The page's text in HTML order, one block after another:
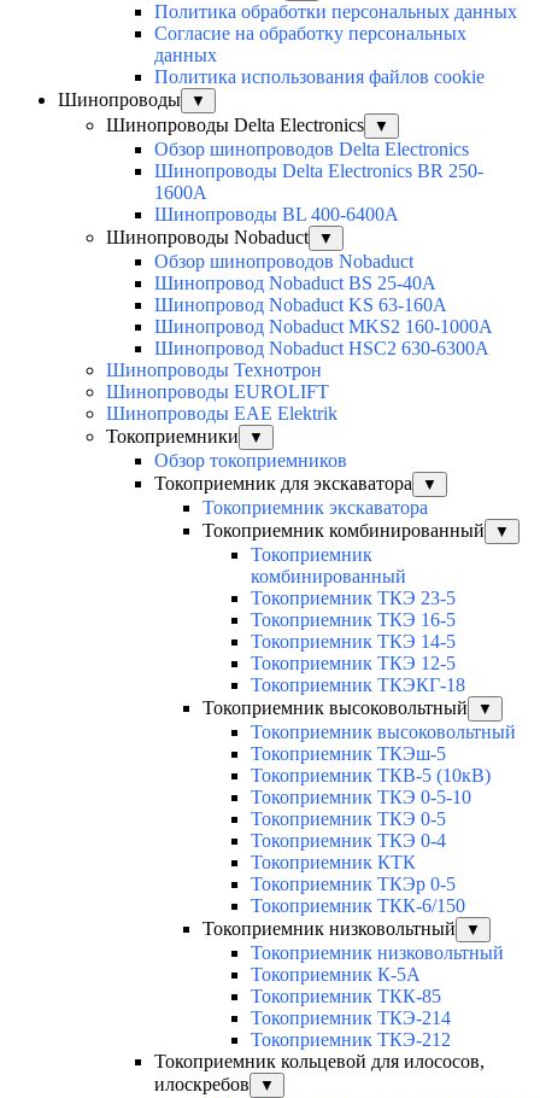
Политика обработки персональных данных
Согласие на обработку персональных
данных
Политика использования файлов cookie
Шинопроводы
▼
Шинопроводы Delta Electronics ▼
Обзор шинопроводов Delta Electronics
Шинопроводы Delta Electronics BR 250-
1600A
Шинопроводы BL 400-6400A
Шинопроводы Nobaduct
▼
Обзор шинопроводов Nobaduct
Шинопровод Nobaduct BS 25-40A
Шинопровод Nobaduct KS 63-160А
Шинопровод Nobaduct MKS2 160-1000А
Шинопровод Nobaduct HSC2 630-6300А
Шинопроводы Технотрон
Шинопроводы EUROLIFT
Шинопроводы EAE Elektrik
Токоприемники
▼
Обзор токоприемников
Токоприемник для экскаватора
▼
Токоприемник экскаватора
Токоприемник комбинированный
▼
Токоприемник
комбинированный
Токоприемник ТКЭ 23-5
Токоприемник ТКЭ 16-5
Токоприемник ТКЭ 14-5
Токоприемник ТКЭ 12-5
Токоприемник ТКЭКГ-18
Токоприемник высоковольтный
▼
Токоприемник высоковольтный
Токоприемник ТКЭш-5
Токоприемник ТКВ-5 (10кВ)
Токоприемник ТКЭ 0-5-10
Токоприемник ТКЭ 0-5
Токоприемник ТКЭ 0-4
Токоприемник КТК
Токоприемник ТКЭр 0-5
Токоприемник ТКК-6/150
Токоприемник низковольтный
▼
Токоприемник низковольтный
Токоприемник К-5А
Токоприемник ТКК-85
Токоприемник ТКЭ-214
Токоприемник ТКЭ-212
Токоприемник кольцевой для илососов,
илоскребов
▼